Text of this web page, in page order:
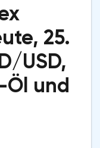
25.
USD,
Öl und